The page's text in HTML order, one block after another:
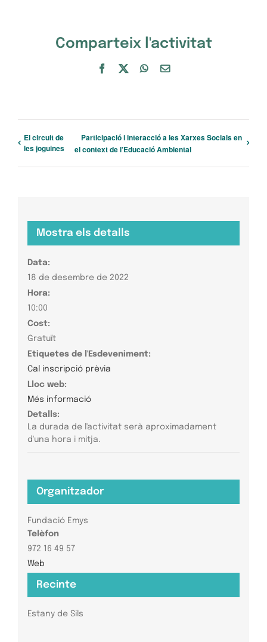
Comparteix l'activitat
Facebook WhatsApp
Email:
El circuit de
les joguines
Participació i interacció a les Xarxes Socials en
el context de l’Educació Ambiental
Mostra els detalls
Data:
18 de desembre de 2022
Hora:
10:00
Cost:
Gratuït
Etiquetes de l'Esdeveniment:
Cal inscripció prèvia
Lloc web:
Més informació
Detalls:
La durada de l'activitat serà aproximadament
d'una hora i mitja.
Recinte
Estany de Sils
Organitzador
Fundació Emys
Telèfon
972 16 49 57
Web